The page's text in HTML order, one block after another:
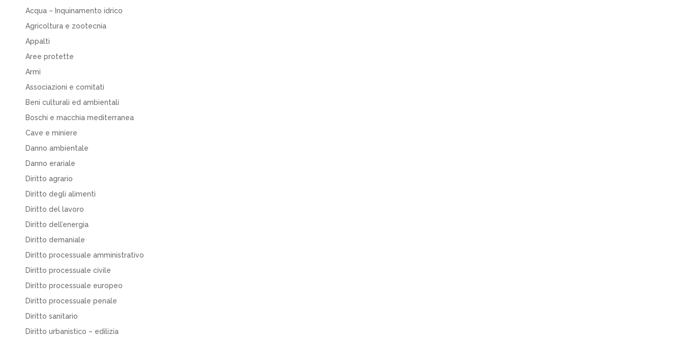
Acqua – Inquinamento idrico
Agricoltura e zootecnia
Appalti
Aree protette
Armi
Associazioni e comitati
Beni culturali ed ambientali
Boschi e macchia mediterranea
Cave e miniere
Danno ambientale
Danno erariale
Diritto agrario
Diritto degli alimenti
Diritto del lavoro
Diritto dell’energia
Diritto demaniale
Diritto processuale amministrativo
Diritto processuale civile
Diritto processuale europeo
Diritto processuale penale
Diritto sanitario
Diritto urbanistico – edilizia